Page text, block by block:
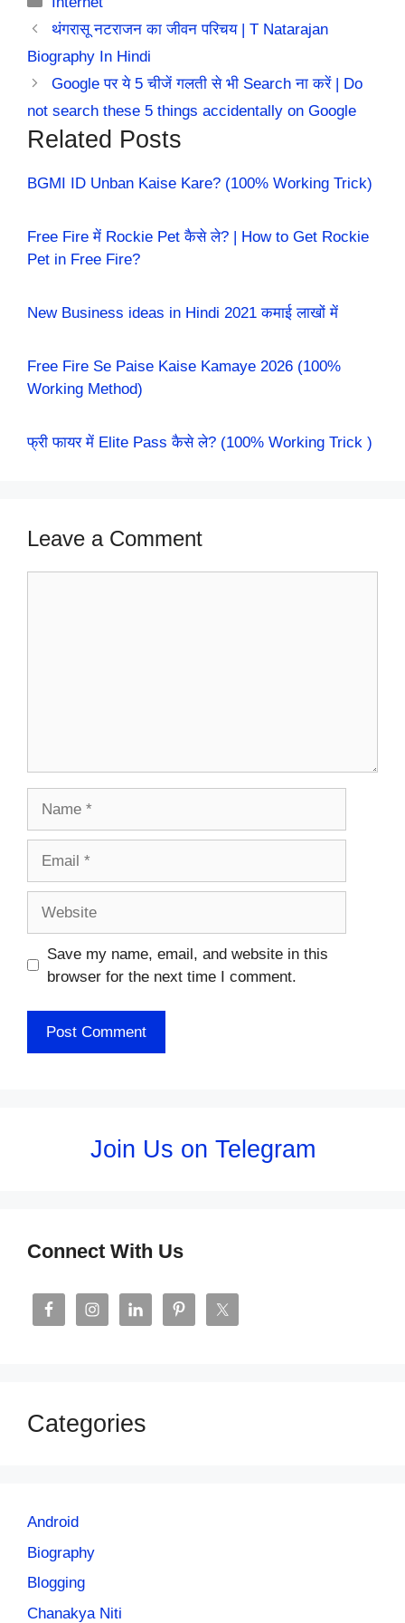
थंगरासू नटराजन का जीवन परिचय | T Natarajan
Biography In Hindi
Google पर ये 5 चीजें गलती से भी Search ना करें | Do
not search these 5 things accidentally on Google
Related Posts
BGMI ID Unban Kaise Kare? (100% Working Trick)
Free Fire में Rockie Pet कैसे ले? | How to Get Rockie
Pet in Free Fire?
New Business ideas in Hindi 2021 कमाई लाखों में
Free Fire Se Paise Kaise Kamaye 2026 (100%
Working Method)
फ्री फायर में Elite Pass कैसे ले? (100% Working Trick )
Leave a Comment
Save my name, email, and website in this
browser for the next time I comment.
Join Us on Telegram
Connect With Us
Categories
Android
Biography
Blogging
Chanakya Niti